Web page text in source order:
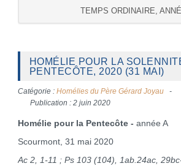
TEMPS ORDINAIRE,
HOMÉLIE POUR LA
PENTECÔTE, 2020 (31 MAI)
Catégorie : Homélies du Père Gérard Joyau
Publication : 2 juin 2020
Homélie pour la Pentecôte - année A
Scourmont, 31 mai 2020
Ac 2, 1-11 ; Ps 103 (104), 1ab.24ac,